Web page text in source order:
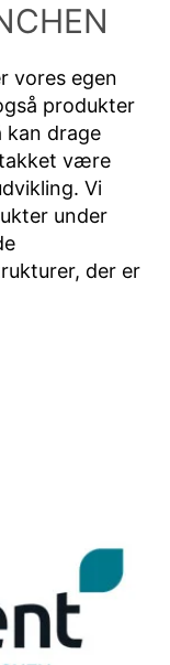
vores egen
produkter
kan drage
være
Vi
under
der er